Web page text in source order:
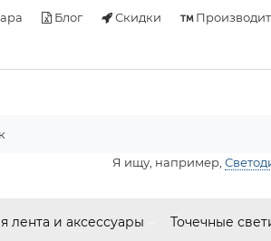
Блог Скидки
Я ищу, например,
лента и аксессуары Точечные